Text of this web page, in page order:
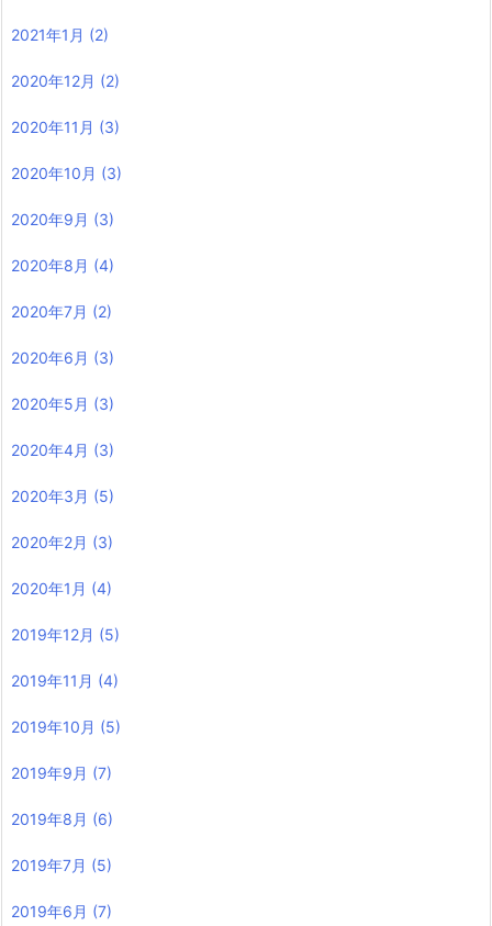
2021年1月 (2)
2020年12月 (2)
2020年11月 (3)
2020年10月 (3)
2020年9月 (3)
2020年8月 (4)
2020年7月 (2)
2020年6月 (3)
2020年5月 (3)
2020年4月 (3)
2020年3月 (5)
2020年2月 (3)
2020年1月 (4)
2019年12月 (5)
2019年11月 (4)
2019年10月 (5)
2019年9月 (7)
2019年8月 (6)
2019年7月 (5)
2019年6月 (7)